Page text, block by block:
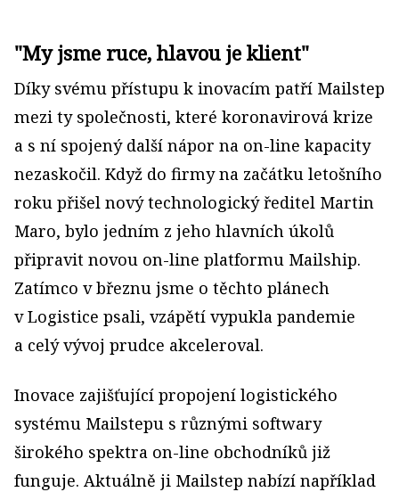
"My jsme ruce, hlavou je klient"
Díky svému přístupu k inovacím patří Mailstep
mezi ty společnosti, které koronavirová krize
a s ní spojený další nápor na on-line kapacity
nezaskočil. Když do firmy na začátku letošního
roku přišel nový technologický ředitel Martin
Maro, bylo jedním z jeho hlavních úkolů
připravit novou on-line platformu Mailship.
Zatímco v březnu jsme o těchto plánech
v Logistice psali, vzápětí vypukla pandemie
a celý vývoj prudce akceleroval.
Inovace zajišťující propojení logistického
systému Mailstepu s různými softwary
širokého spektra on-line obchodníků již
funguje. Aktuálně ji Mailstep nabízí například